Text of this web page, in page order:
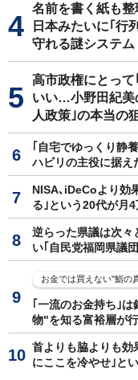
名前を書く紙も
日本みたいに｢行
守れる謎システム
高市政権にとっ
いい…小野田紀美
人政策｣の本当の
｢自宅でゆっくり静
ハビリの主役に据え
NISA､iDeCoより効
る｣という20代が月
逆らった県議は次
い｢自民党福岡県議
お金では買えない"鮨の
｢一流のお金持ち｣
物"を知る富裕層が
首よりも脇よりも
にここを冷やせ｣と